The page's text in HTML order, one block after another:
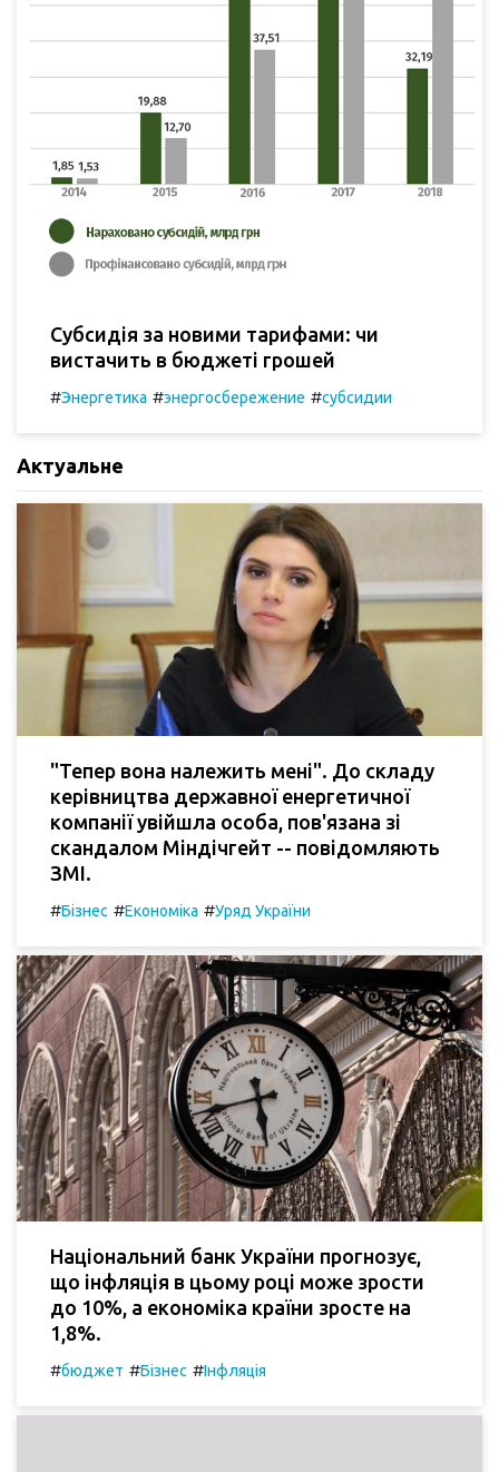
Субсидія за новими тарифами: чи
вистачить в бюджеті грошей
#Энергетика #энергосбережение #субсидии
Актуальне
"Тепер вона належить мені". До складу
керівництва державної енергетичної
компанії увійшла особа, пов'язана зі
скандалом Міндічгейт -- повідомляють
ЗМІ.
#Бізнес #Економіка #Уряд України
Національний банк України прогнозує,
що інфляція в цьому році може зрости
до 10%, а економіка країни зросте на
1,8%.
#бюджет #Бізнес #Інфляція